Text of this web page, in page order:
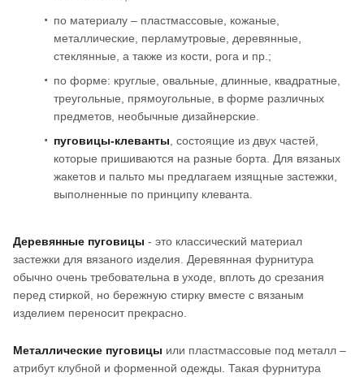
по материалу – пластмассовые, кожаные,
металлические, перламутровые, деревянные,
стеклянные, а также из кости, рога и пр.;
по форме: круглые, овальные, длинные, квадратные,
треугольные, прямоугольные, в форме различных
предметов, необычные дизайнерские.
пуговицы-клеванты, состоящие из двух частей,
которые пришиваются на разные борта. Для вязаных
жакетов и пальто мы предлагаем изящные застежки,
выполненные по принципу клеванта.
Деревянные пуговицы - это классический материал
застежки для вязаного изделия. Деревянная фурнитура
обычно очень требовательна в уходе, вплоть до срезания
перед стиркой, но бережную стирку вместе с вязаным
изделием переносит прекрасно.
Металлические пуговицы или пластмассовые под металл –
атрибут клубной и форменной одежды. Такая фурнитура